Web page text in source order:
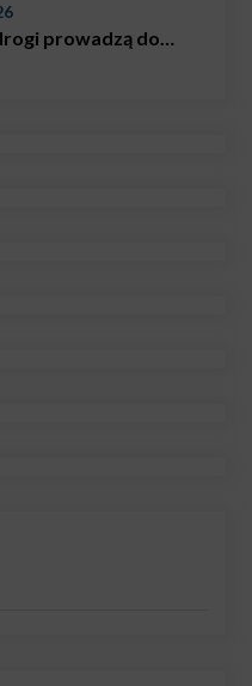
prowadzą do…